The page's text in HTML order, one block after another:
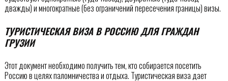
дважды) и многократные (без ограничений пересечения границы) визы.
ТУРИСТИЧЕСКАЯ ВИЗА В РОССИЮ ДЛЯ ГРАЖДАН
ГРУЗИИ
Этот документ необходимо получить тем, кто собирается посетить
Россию в целях паломничества и отдыха. Туристическая виза дает